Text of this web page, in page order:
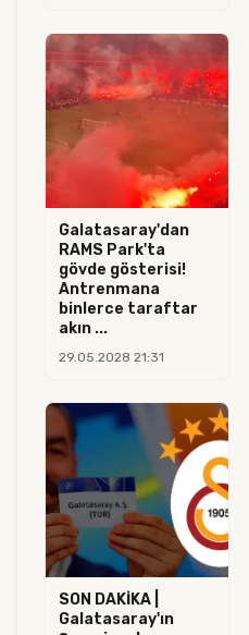
Galatasaray'dan
RAMS Park'ta
gövde gösterisi!
Antrenmana
binlerce taraftar
akın ...
29.05.2028 21:31
SON DAKİKA |
Galatasaray'ın